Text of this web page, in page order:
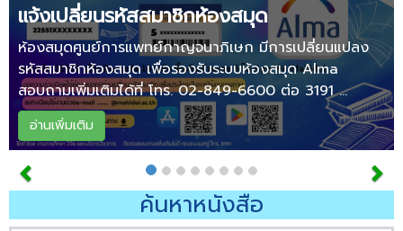
แจ้งเปลี่ยนรหัสสมาชิกห้องสมุด
ห้องสมุดศูนย์การแพทย์กาญจนาภิเษก มีการเปลี่ยนแปลง
รหัสสมาชิกห้องสมุด เพื่อรองรับระบบห้องสมุด Alma
สอบถามเพิ่มเติมได้ที่ โทร. 02-849-6600 ต่อ 3191 ...
อ่านเพิ่มเติม
ค้นหาหนังสือ